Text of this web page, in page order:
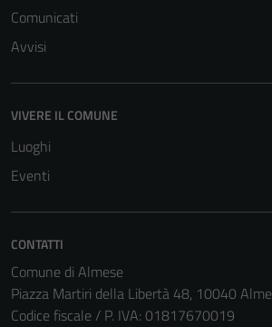
Comunicati
Avvisi
VIVERE IL COMUNE
Luoghi
Eventi
CONTATTI
Comune di Almese
Piazza Martiri della Libertà 48, 10040
Codice fiscale / P. IVA: 01817670019